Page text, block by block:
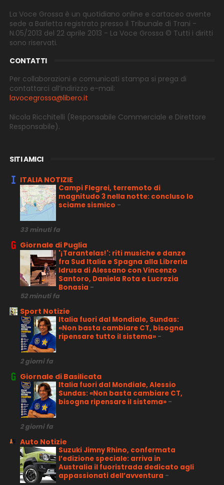
La Voce Grossa è un quotidiano online e cartaceo avente
sede a Barletta registrato presso il Tribunale di Trani -
N.05/2013 del 22 aprile 2013 - La Voce Grossa © Tutti i diritti
sono riservati.
CONTATTI
Per collaborazioni e comunicati stampa si prega di
contattarci all’indirizzo e-mail:
lavocegrossa@libero.it
Nicola Ricchitelli (Responsabile Commerciale e Direttore
Responsabile).
SITI AMICI
ITALIA NOTIZIE
Campi Flegrei, terremoto di
magnitudo 3 nella notte: concluso lo
sciame sismico -
33 minuti fa
Giornale di Puglia
'¡Tarantelas!': riti musiche e danze
fra Sud Italia e Spagna alla Libreria
Idrusa di Alessano con Vincenzo
Santoro, Daniela Rota e Lucrezia
Bonasia -
52 minuti fa
Sport Notizie
Italia fuori dal Mondiale, Sundas:
«Non basta cambiare CT, bisogna
ripensare tutto il sistema» -
2 giorni fa
Giornale di Basilicata
Italia fuori dal Mondiale, Alessio
Sundas: «Non basta cambiare CT,
bisogna ripensare il sistema» -
2 giorni fa
Auto Notizie
Suzuki Jimny Rhino, confermata
l’edizione speciale: arriva in
Australia il fuoristrada dedicato agli
appassionati dell’avventura -